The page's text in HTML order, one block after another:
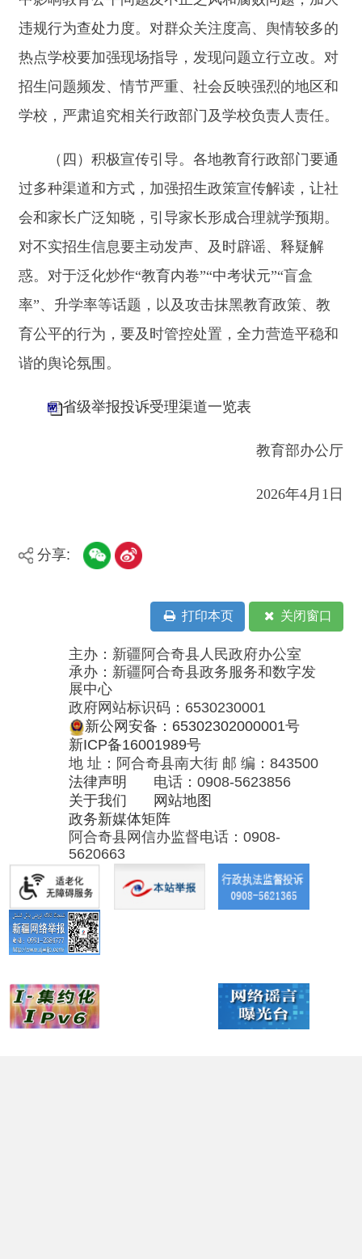
打印本页 关闭窗口
主办：新疆阿合奇县人民政府办公室
展中心
新公网安备：65302302000001号
地 址：阿合奇县南大街 邮 编：843500
法律声明
电话：0908-5623856
关于我们
网站地图
阿合奇县网信办监督电话：0908-